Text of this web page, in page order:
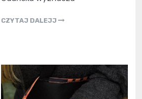
CZYTAJ DALEJJ